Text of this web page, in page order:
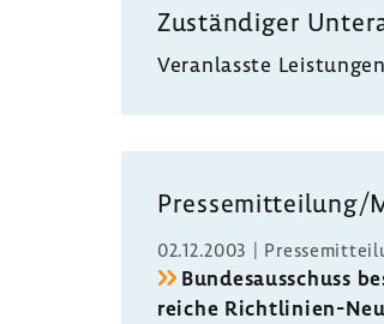
Zustän­diger
Veran­lasste Leis­tungen
Pres­se­mit­tei­lung/
02.12.2003 |
Bundes­aus­schuss
reiche Richtlinien-​